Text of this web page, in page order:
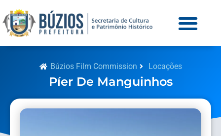
Búzios Film Commission Locações
Píer De Manguinhos